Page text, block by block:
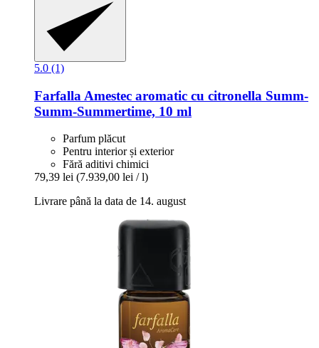
5.0 (1)
Farfalla Amestec aromatic cu citronella Summ-​
Summ-​Summertime, 10 ml
Parfum plăcut
Pentru interior și exterior
Fără aditivi chimici
79,39 lei (7.939,00 lei / l)
Livrare până la data de 14. august